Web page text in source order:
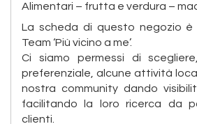
Alimentari – frutta e verdura –
La scheda di questo negozio è
Team ‘Più vicino a me’.
Ci siamo permessi di
preferenziale, alcune attività
nostra community dando
facilitando la loro ricerca da
clienti.